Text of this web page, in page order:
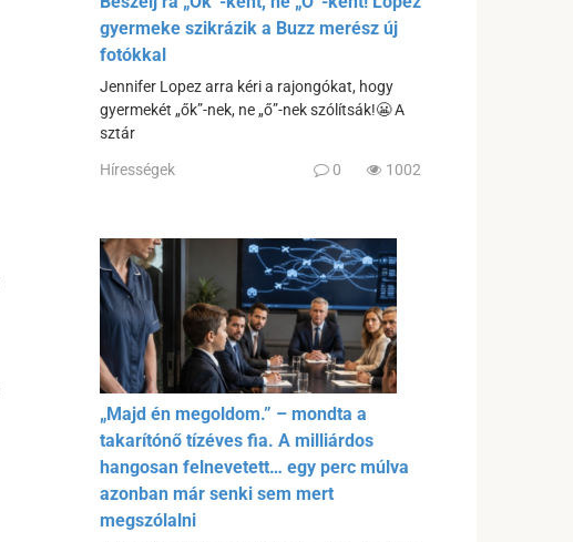
gyermeke szikrázik a Buzz merész új
fotókkal
Jennifer Lopez arra kéri a rajongókat, hogy
gyermekét „ők”-nek, ne „ő”-nek szólítsák!😬 A
sztár
Hírességek 0 1002
„Majd én megoldom.” – mondta a
takarítónő tízéves fia. A milliárdos
hangosan felnevetett… egy perc múlva
azonban már senki sem mert
megszólalni